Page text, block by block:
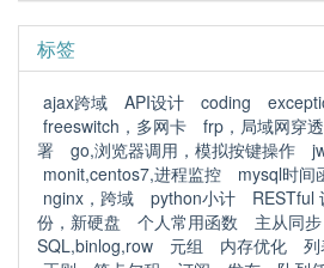
标签
ajax跨域 API设计 coding
freeswitch，多网卡
frp，局域网穿
署
go,浏览器调用，模拟按键操作
monit,centos7,进程监控
mysql时间
nginx，跨域
python小计 RESTful
份，新硬盘
个人常用函数 主从同步
SQL,binlog,row
元组 内存优化 列